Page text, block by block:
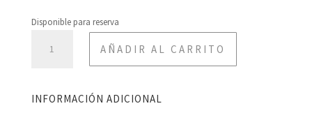
Disponible para reserva
DORMITORIO
CANTIDAD
AÑADIR AL CARRITO
INFORMACIÓN ADICIONAL